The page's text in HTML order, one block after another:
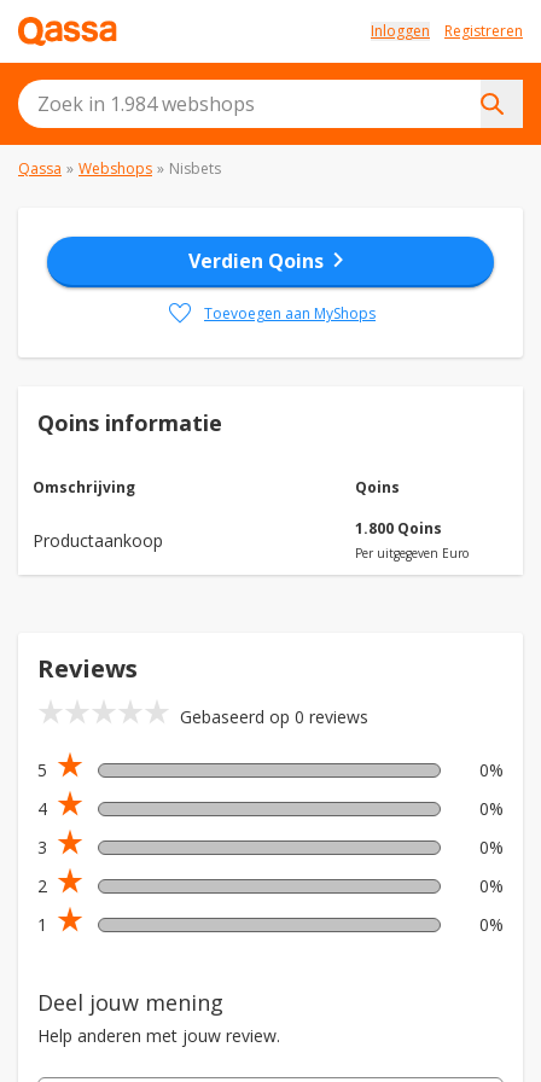
Inloggen Registreren
Qassa » Webshops » Nisbets
Verdien Qoins chevron_right
favorite
Toevoegen aan MyShops
Qoins informatie
Omschrijving Qoins
Productaankoop
1.800 Qoins
Per uitgegeven Euro
Reviews
star_ratestar_ratestar_ratestar_ratestar_rate Gebaseerd op 0 reviews
5 star_rate
0%
4 star_rate
0%
3 star_rate
0%
2 star_rate
0%
1
star_rate 0%
Deel jouw mening
Help anderen met jouw review.